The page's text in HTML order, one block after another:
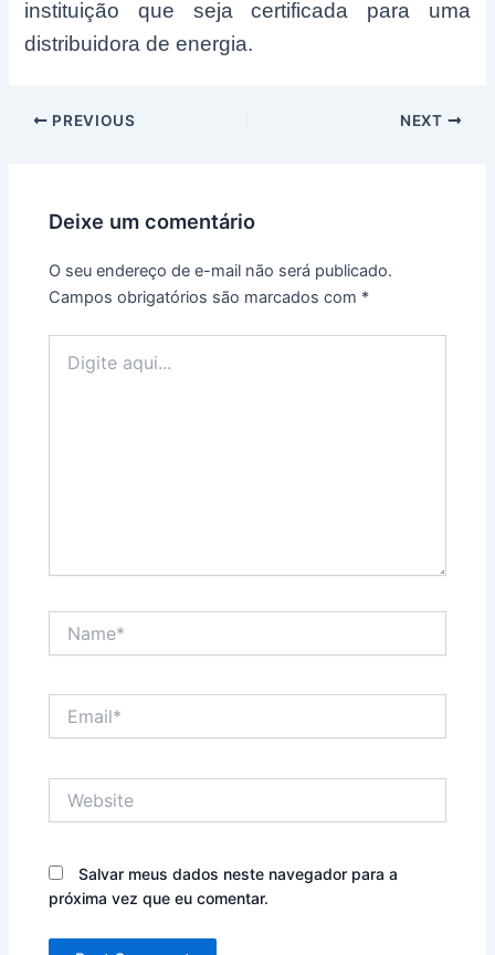
instituição que seja certificada para uma
distribuidora de energia.
Post
PREVIOUS NEXT
Deixe um comentário
O seu endereço de e-mail não será publicado.
Campos obrigatórios são marcados com *
aqui...
Salvar meus dados neste navegador para a
próxima vez que eu comentar.